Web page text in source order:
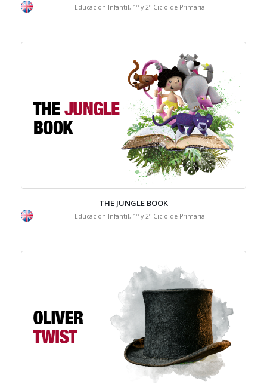
Educación Infantil, 1º y 2º Ciclo de Primaria
THE JUNGLE BOOK
Educación Infantil, 1º y 2º Ciclo de Primaria